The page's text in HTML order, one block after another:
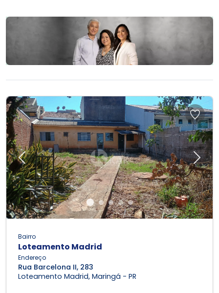
Previous Next
Bairro
Loteamento Madrid
Endereço
Rua Barcelona II, 283
Loteamento Madrid, Maringá - PR